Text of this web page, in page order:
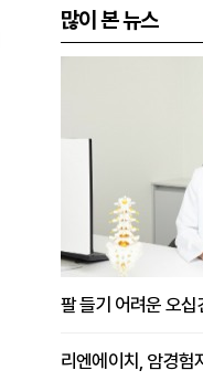
많이 본 뉴스